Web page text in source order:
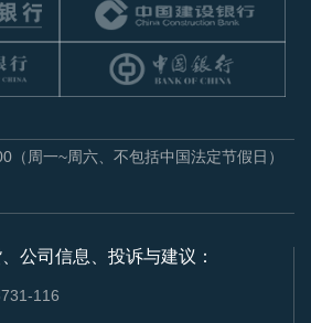
（周一~周六、不包括中国法定节假日）
公司信息、投诉与建议：
116